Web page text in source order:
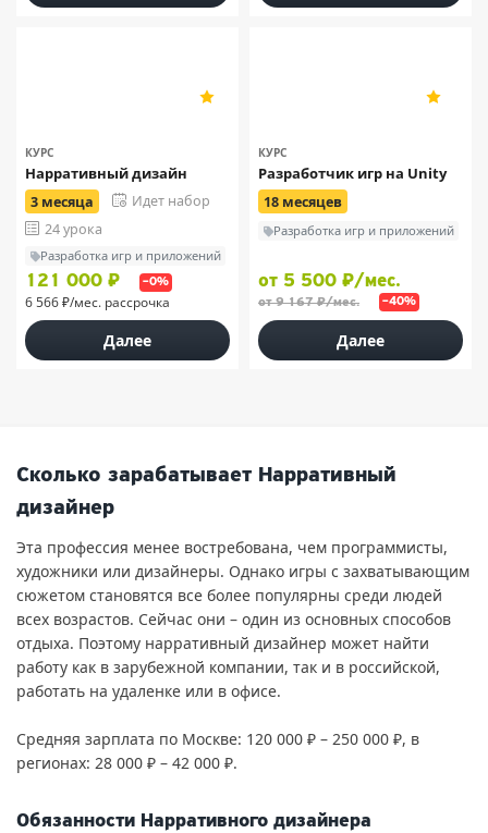
КУРС
Нарративный дизайн
3 месяца
Идет набор
24 урока
Разработка игр и приложений
121 000 ₽ –0%
6 566 ₽/мес. рассрочка
Далее
КУРС
Разработчик игр на Unity
18 месяцев
Разработка игр и приложений
от 5 500 ₽/мес.
от 9 167 ₽/мес. –40%
Далее
Сколько зарабатывает Нарративный
дизайнер
Эта профессия менее востребована, чем программисты,
художники или дизайнеры. Однако игры с захватывающим
сюжетом становятся все более популярны среди людей
всех возрастов. Сейчас они – один из основных способов
отдыха. Поэтому нарративный дизайнер может найти
работу как в зарубежной компании, так и в российской,
работать на удаленке или в офисе.
Средняя зарплата по Москве: 120 000 ₽ – 250 000 ₽, в
регионах: 28 000 ₽ – 42 000 ₽.
Обязанности Нарративного дизайнера